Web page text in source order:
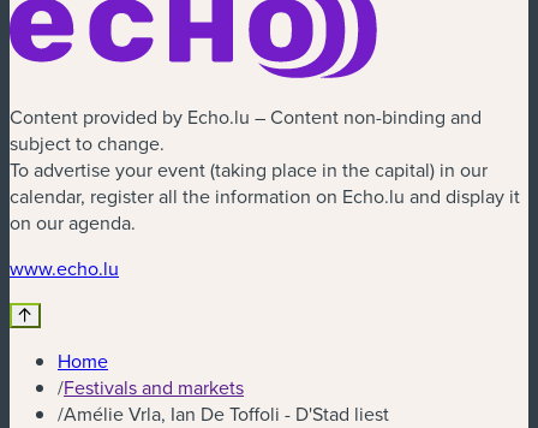
Content provided by Echo.lu – Content non-binding and
subject to change.
To advertise your event (taking place in the capital) in our
calendar, register all the information on Echo.lu and display it
on our agenda.
www.echo.lu
Home
/Festivals and markets
/Amélie Vrla, Ian De Toffoli - D'Stad liest